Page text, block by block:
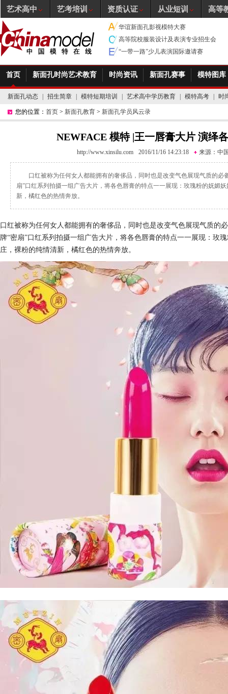
华谊新面孔影视模特大赛
高等院校服装设计及表演专业招生会
“一带一路”少儿表演国际邀请赛
首页 新面孔时尚艺术教育 时尚资讯 新面孔赛事 模特图库
新面孔动态 招生简章 模特短期培训 艺术高中学历教育 模特高考 时
您的位置： 首页 > 新面孔教育 > 新面孔学员风云录
NEWFACE 模特 |王一唇膏大片 演绎
http://www.xinsilu.com 2016/11/16 14:23:18 来源： 中
口红被称为任何女人都能拥有的奢侈品，同时也是改变气色展现气质的必
扇”口红系列拍摄一组广告大片，将各色唇膏的特点一一展现：玫瑰粉的妩媚
新，橘红色的热情奔放。
口红被称为任何女人都能拥有的奢侈品，同时也是改变气色展现气质的
牌“密扇”口红系列拍摄一组广告大片，将各色唇膏的特点一一展现：玫
庄，裸粉的纯情清新，橘红色的热情奔放。
艺术高中 艺考培训 资质认证 从业短训 高等